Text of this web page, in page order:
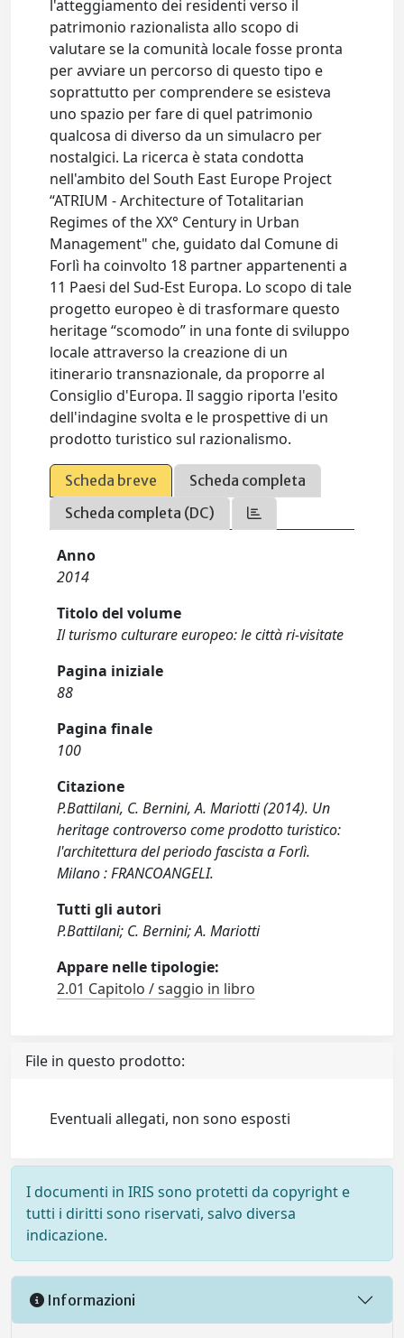
l'atteggiamento dei residenti verso il
patrimonio razionalista allo scopo di
valutare se la comunità locale fosse pronta
per avviare un percorso di questo tipo e
soprattutto per comprendere se esisteva
uno spazio per fare di quel patrimonio
qualcosa di diverso da un simulacro per
nostalgici. La ricerca è stata condotta
nell'ambito del South East Europe Project
“ATRIUM - Architecture of Totalitarian
Regimes of the XX° Century in Urban
Management" che, guidato dal Comune di
Forlì ha coinvolto 18 partner appartenenti a
11 Paesi del Sud-Est Europa. Lo scopo di tale
progetto europeo è di trasformare questo
heritage “scomodo” in una fonte di sviluppo
locale attraverso la creazione di un
itinerario transnazionale, da proporre al
Consiglio d'Europa. Il saggio riporta l'esito
dell'indagine svolta e le prospettive di un
prodotto turistico sul razionalismo.
Scheda breve
Scheda completa
Scheda completa (DC)
Anno
2014
Titolo del volume
Il turismo culturare europeo: le città ri-visitate
Pagina iniziale
88
Pagina finale
100
Citazione
P.Battilani, C. Bernini, A. Mariotti (2014). Un
heritage controverso come prodotto turistico:
l'architettura del periodo fascista a Forlì.
Milano : FRANCOANGELI.
Tutti gli autori
P.Battilani; C. Bernini; A. Mariotti
Appare nelle tipologie:
2.01 Capitolo / saggio in libro
File in questo prodotto:
Eventuali allegati, non sono esposti
I documenti in IRIS sono protetti da copyright e
tutti i diritti sono riservati, salvo diversa
indicazione.
Informazioni